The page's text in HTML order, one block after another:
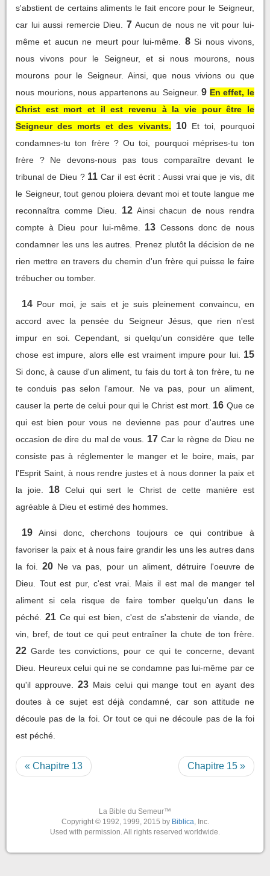
s'abstient de certains aliments le fait encore pour le Seigneur,
car lui aussi remercie Dieu.
7 Aucun de nous ne vit pour lui-
même et aucun ne meurt pour lui-même.
8 Si nous vivons,
nous vivons pour le Seigneur, et si nous mourons, nous
mourons pour le Seigneur. Ainsi, que nous vivions ou que
nous mourions, nous appartenons au Seigneur. 9 En effet, le
Christ est mort et il est revenu à la vie pour être le
Seigneur des morts et des vivants.
10 Et toi, pourquoi
condamnes-tu ton frère ? Ou toi, pourquoi méprises-tu ton
frère ? Ne devons-nous pas tous comparaître devant le
tribunal de Dieu ? 11 Car il est écrit : Aussi vrai que je vis, dit
le Seigneur, tout genou ploiera devant moi et toute langue me
reconnaîtra comme Dieu.
12 Ainsi chacun de nous rendra
compte à Dieu pour lui-même.
13 Cessons donc de nous
condamner les uns les autres. Prenez plutôt la décision de ne
rien mettre en travers du chemin d'un frère qui puisse le faire
trébucher ou tomber.
14 Pour moi, je sais et je suis pleinement convaincu, en
accord avec la pensée du Seigneur Jésus, que rien n'est
impur en soi. Cependant, si quelqu'un considère que telle
chose est impure, alors elle est vraiment impure pour lui.
15
Si donc, à cause d'un aliment, tu fais du tort à ton frère, tu ne
te conduis pas selon l'amour. Ne va pas, pour un aliment,
causer la perte de celui pour qui le Christ est mort. 16 Que ce
qui est bien pour vous ne devienne pas pour d'autres une
occasion de dire du mal de vous.
17 Car le règne de Dieu ne
consiste pas à réglementer le manger et le boire, mais, par
l'Esprit Saint, à nous rendre justes et à nous donner la paix et
la joie.
18 Celui qui sert le Christ de cette manière est
agréable à Dieu et estimé des hommes.
19
Ainsi donc, cherchons toujours ce qui contribue à
favoriser la paix et à nous faire grandir les uns les autres dans
la foi.
20 Ne va pas, pour un aliment, détruire l'oeuvre de
Dieu. Tout est pur, c'est vrai. Mais il est mal de manger tel
aliment si cela risque de faire tomber quelqu'un dans le
péché.
21 Ce qui est bien, c'est de s'abstenir de viande, de
vin, bref, de tout ce qui peut entraîner la chute de ton frère.
22 Garde tes convictions, pour ce qui te concerne, devant
Dieu. Heureux celui qui ne se condamne pas lui-même par ce
qu'il approuve.
23 Mais celui qui mange tout en ayant des
doutes à ce sujet est déjà condamné, car son attitude ne
découle pas de la foi. Or tout ce qui ne découle pas de la foi
est péché.
« Chapitre 13 Chapitre 15 »
La Bible du Semeur™
Copyright © 1992, 1999, 2015 by Biblica, Inc.
Used with permission. All rights reserved worldwide.